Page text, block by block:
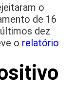
o
de 16
dez
o relatório